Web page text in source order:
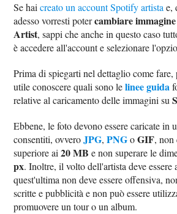
Se haicreato un account Spotify artistae,
adesso vorresti potercambiare
Artist, sappi che anche in questo caso
è accedere all'account e selezionare
Prima di spiegarti nel dettaglio come fare,
utile conoscere quali sono lelinee guida
relative al caricamento delle immagini su
Ebbene, le foto devono essere caricate in
consentiti, ovveroJPG,PNGoGIF, non
superiore ai20 MB e non superare le
px. Inoltre, il volto dell'artista deve essere
quest'ultima non deve essere offensiva,
scritte e pubblicità e non può essere
promuovere un tour o un album.